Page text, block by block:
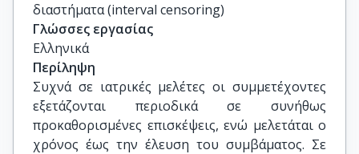
διαστήματα (interval censoring)
Γλώσσες εργασίας
Ελληνικά
Περίληψη
Συχνά σε ιατρικές μελέτες οι συμμετέχοντες
εξετάζονται περιοδικά σε συνήθως
προκαθορισμένες επισκέψεις, ενώ μελετάται ο
χρόνος έως την έλευση του συμβάματος. Σε